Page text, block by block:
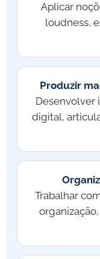
Aplicar
loudness,
Produzir
Desenvolver
digital,
Trabalhar